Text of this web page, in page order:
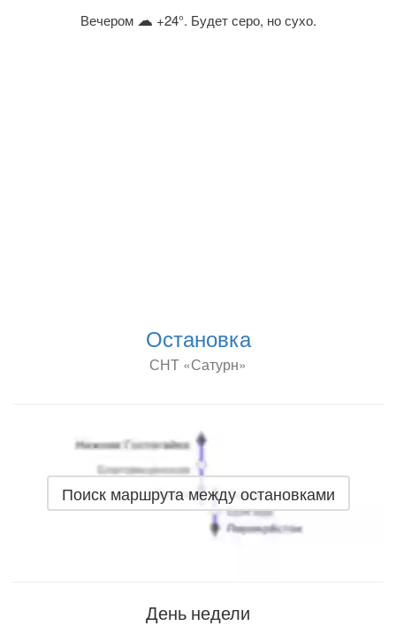
Вечером ☁ +24°. Будет серо, но сухо.
Остановка
СНТ «Сатурн»
Поиск маршрута между остановками
День недели